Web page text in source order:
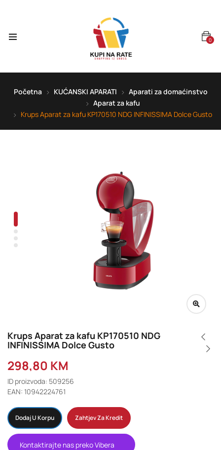
0
Početna KUĆANSKI APARATI
Aparati za domaćinstvo
Aparat za kafu
Krups Aparat za kafu KP170510 NDG INFINISSIMA Dolce Gusto
Krups Aparat za kafu KP170510 NDG
INFINISSIMA Dolce Gusto
298,80 KM
ID proizvoda: 509256
EAN: 10942224761
Dodaj U Korpu Zahtjev Za Kredit
Kontaktirajte nas preko Vibera